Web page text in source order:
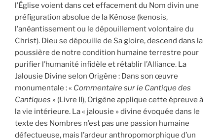
l’Église voient dans cet effacement du Nom divin une
préfiguration absolue de la Kénose (kenosis,
l’anéantissement ou le dépouillement volontaire du
Christ). Dieu se dépouille de Sa gloire, descend dans la
poussière de notre condition humaine terrestre pour
purifier l’humanité infidèle et rétablir l’Alliance. La
Jalousie Divine selon Origène : Dans son œuvre
monumentale : « Commentaire sur le Cantique des
Cantiques » (Livre II), Origène applique cette épreuve à
la vie intérieure. La « jalousie » divine évoquée dans le
texte des Nombres n’est pas une passion humaine
défectueuse, mais l’ardeur anthropomorphique d’un